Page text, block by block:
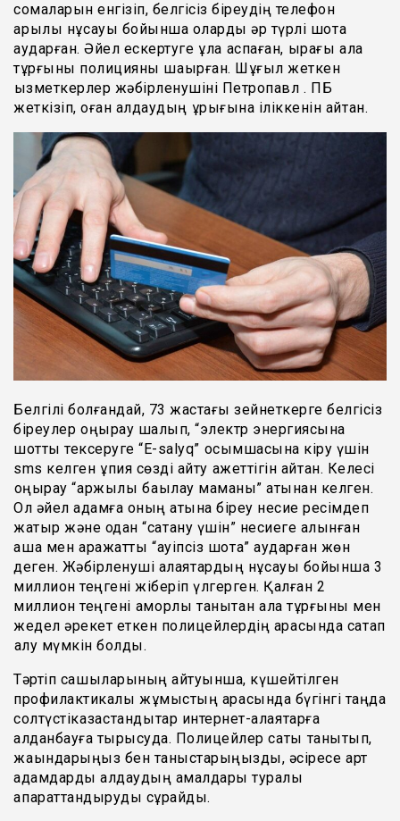
сомаларын енгізіп, белгісіз біреудің телефон
арқылы нұсқауы бойынша оларды әр түрлі шотқа
аударған. Әйел ескертуге құлақ аспаған, қырағы қала
тұрғыны полицияны шақырған. Шұғыл жеткен
қызметкерлер жәбірленушіні Петропавл қ. ПБ
жеткізіп, оған алдаудың құрығына іліккенін айтқан.
Белгілі болғандай, 73 жастағы зейнеткерге белгісіз
біреулер қоңырау шалып, “электр энергиясына
шотты тексеруге “Е-salyq” қосымшасына кіру үшін
sms келген құпия сөзді айту қажеттігін айтқан. Келесі
қоңырау “қаржылық бақылау маманы” атынан келген.
Ол әйел адамға оның атына біреу несие ресімдеп
жатыр және одан “сақтану үшін” несиеге алынған
ақша мен қаражатты “қауіпсіз шотқа” аударған жөн
деген. Жәбірленуші алаяқтардың нұсқауы бойынша 3
миллион теңгені жіберіп үлгерген. Қалған 2
миллион теңгені қамқорлық танытқан қала тұрғыны мен
жедел әрекет еткен полицейлердің арқасында сақтап
қалу мүмкін болды.
Тәртіп сақшыларының айтуынша, күшейтілген
профилактикалық жұмыстың арқасында бүгінгі таңда
солтүстікқазақстандықтар интернет-алаяқтарға
алданбауға тырысуда. Полицейлер сақтық танытып,
жақындарыңыз бен таныстарыңызды, әсіресе қарт
адамдарды алдаудың амалдары туралы
ақпараттандыруды сұрайды.